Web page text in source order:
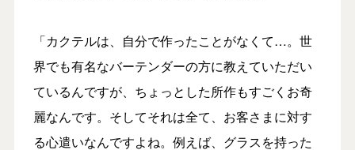
「カクテルは、自分で作ったことがなくて…。世
界でも有名なバーテンダーの方に教えていただい
ているんですが、ちょっとした所作もすごくお奇
麗なんです。そしてそれは全て、お客さまに対す
る心遣いなんですよね。例えば、グラスを持った